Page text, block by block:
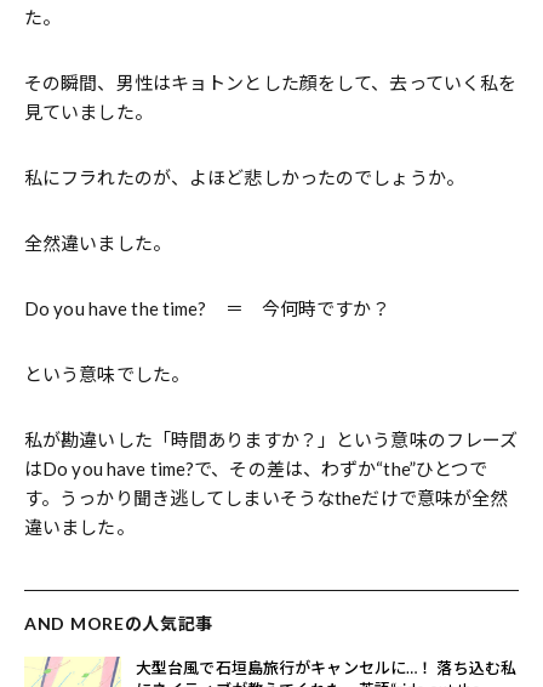
た。
その瞬間、男性はキョトンとした顔をして、去っていく私を
見ていました。
私にフラれたのが、よほど悲しかったのでしょうか。
全然違いました。
Do you have the time? ＝ 今何時ですか？
という意味でした。
私が勘違いした「時間ありますか？」という意味のフレーズ
はDo you have time?で、その差は、わずか“the”ひとつで
す。うっかり聞き逃してしまいそうなtheだけで意味が全然
違いました。
AND MOREの人気記事
大型台風で石垣島旅行がキャンセルに…！ 落ち込む私